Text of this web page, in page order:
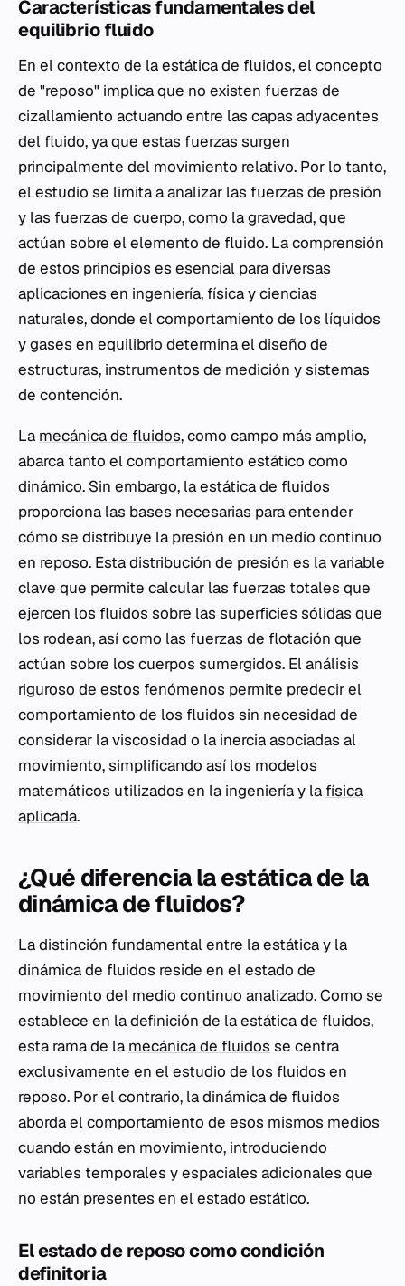
Características fundamentales del
equilibrio fluido
En el contexto de la estática de fluidos, el concepto
de "reposo" implica que no existen fuerzas de
cizallamiento actuando entre las capas adyacentes
del fluido, ya que estas fuerzas surgen
principalmente del movimiento relativo. Por lo tanto,
el estudio se limita a analizar las fuerzas de presión
y las fuerzas de cuerpo, como la gravedad, que
actúan sobre el elemento de fluido. La comprensión
de estos principios es esencial para diversas
aplicaciones en ingeniería, física y ciencias
naturales, donde el comportamiento de los líquidos
y gases en equilibrio determina el diseño de
estructuras, instrumentos de medición y sistemas
de contención.
La mecánica de fluidos, como campo más amplio,
abarca tanto el comportamiento estático como
dinámico. Sin embargo, la estática de fluidos
proporciona las bases necesarias para entender
cómo se distribuye la presión en un medio continuo
en reposo. Esta distribución de presión es la variable
clave que permite calcular las fuerzas totales que
ejercen los fluidos sobre las superficies sólidas que
los rodean, así como las fuerzas de flotación que
actúan sobre los cuerpos sumergidos. El análisis
riguroso de estos fenómenos permite predecir el
comportamiento de los fluidos sin necesidad de
considerar la viscosidad o la inercia asociadas al
movimiento, simplificando así los modelos
matemáticos utilizados en la ingeniería y la física
aplicada.
¿Qué diferencia la estática de la
dinámica de fluidos?
La distinción fundamental entre la estática y la
dinámica de fluidos reside en el estado de
movimiento del medio continuo analizado. Como se
establece en la definición de la estática de fluidos,
esta rama de la mecánica de fluidos se centra
exclusivamente en el estudio de los fluidos en
reposo. Por el contrario, la dinámica de fluidos
aborda el comportamiento de esos mismos medios
cuando están en movimiento, introduciendo
variables temporales y espaciales adicionales que
no están presentes en el estado estático.
El estado de reposo como condición
definitoria